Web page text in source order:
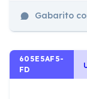
Gabarito
605E5AF5-
FD